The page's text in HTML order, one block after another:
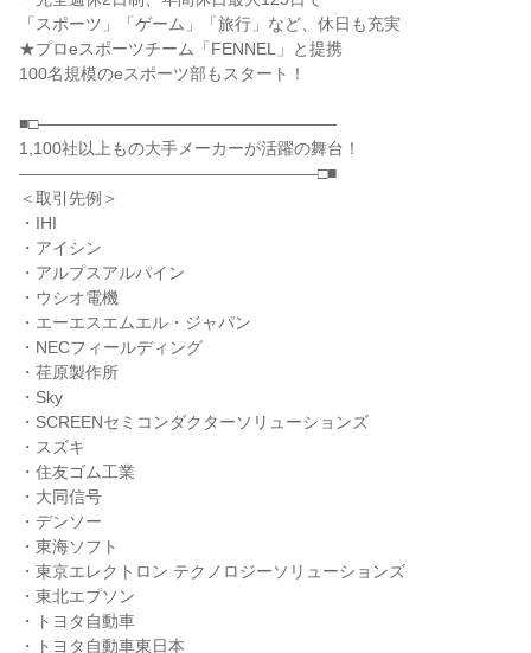
「スポーツ」「ゲーム」「旅行」など、休日も充実
★プロeスポーツチーム「FENNEL」と提携
100名規模のeスポーツ部もスタート！
■□――――――――――――――――――
1,100社以上もの大手メーカーが活躍の舞台！
――――――――――――――――――□■
＜取引先例＞
・IHI
・アイシン
・アルプスアルパイン
・ウシオ電機
・エーエスエムエル・ジャパン
・NECフィールディング
・荏原製作所
・Sky
・SCREENセミコンダクターソリューションズ
・スズキ
・住友ゴム工業
・大同信号
・デンソー
・東海ソフト
・東京エレクトロン テクノロジーソリューションズ
・東北エプソン
・トヨタ自動車
・トヨタ自動車東日本